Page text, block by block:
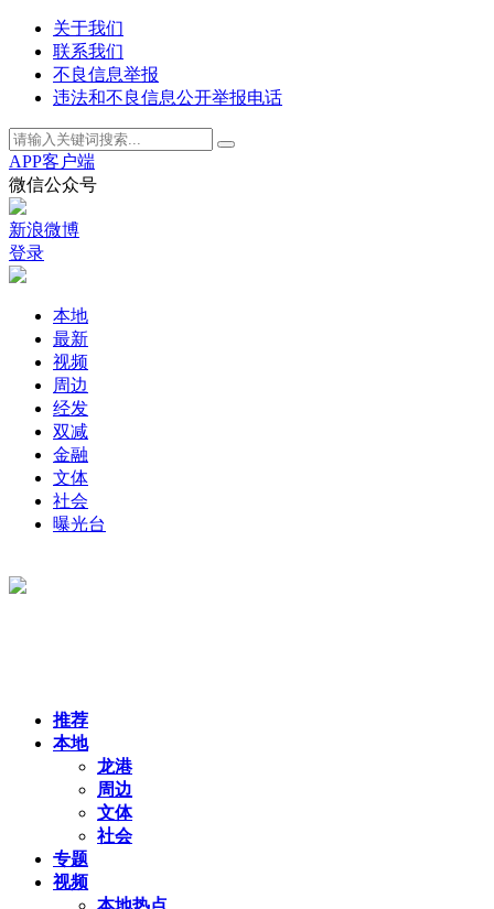
关于我们
联系我们
不良信息举报
违法和不良信息公开举报电话
APP客户端
微信公众号
新浪微博
登录
本地
最新
视频
周边
经发
双减
金融
文体
社会
曝光台
推荐
本地
龙港
周边
文体
社会
专题
视频
本地热点